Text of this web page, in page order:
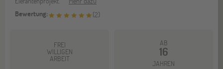
Bewertung:
(2)
FREI
WILLIGEN
ARBEIT
AB
16
JAHREN